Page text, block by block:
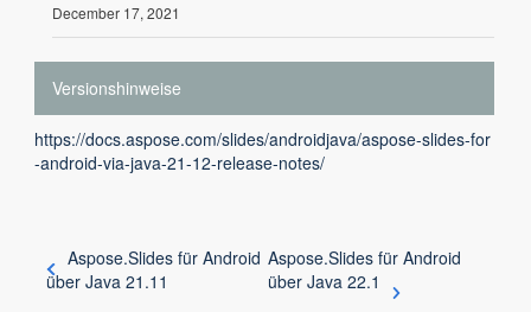
December 17, 2021
Versionshinweise
https://docs.aspose.com/slides/androidjava/aspose-slides-for
-android-via-java-21-12-release-notes/
Aspose.Slides für Android
über Java 21.11
Aspose.Slides für Android
über Java 22.1